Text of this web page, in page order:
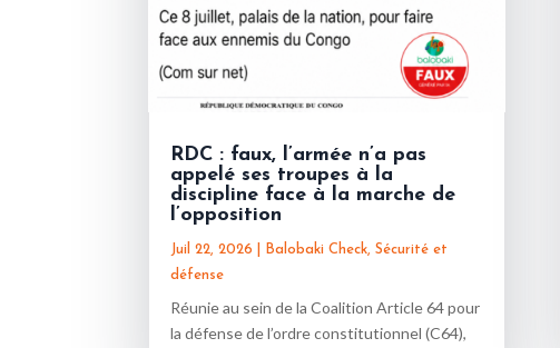
RDC : faux, l’armée n’a pas
appelé ses troupes à la
discipline face à la marche de
l’opposition
Juil 22, 2026 Balobaki Check,Sécurité et
défense
Réunie au sein de la Coalition Article 64 pour
la défense de l’ordre constitutionnel (C64),